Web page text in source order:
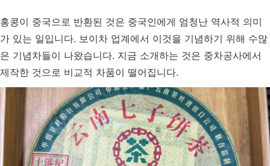
홍콩이 중국으로 반환된 것은 중국인에게 엄청난 역사적 의미
가 있는 일입니다. 보이차 업계에서 이것을 기념하기 위해 수많
은 기념차들이 나왔습니다. 지금 소개하는 것은 중차공사에서
제작한 것으로 비교적 차품이 떨어집니다.